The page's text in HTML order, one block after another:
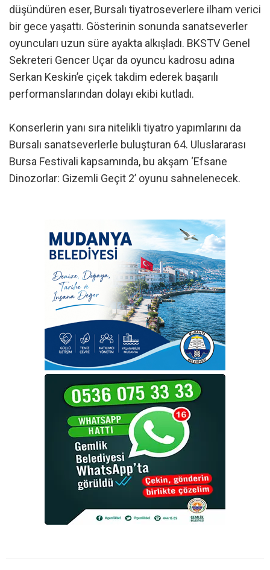
düşündüren eser, Bursalı tiyatroseverlere ilham verici
bir gece yaşattı. Gösterinin sonunda sanatseverler
oyuncuları uzun süre ayakta alkışladı. BKSTV Genel
Sekreteri Gencer Uçar da oyuncu kadrosu adına
Serkan Keskin’e çiçek takdim ederek başarılı
performanslarından dolayı ekibi kutladı.
Konserlerin yanı sıra nitelikli tiyatro yapımlarını da
Bursalı sanatseverlerle buluşturan 64. Uluslararası
Bursa Festivali kapsamında, bu akşam ‘Efsane
Dinozorlar: Gizemli Geçit 2’ oyunu sahnelenecek.